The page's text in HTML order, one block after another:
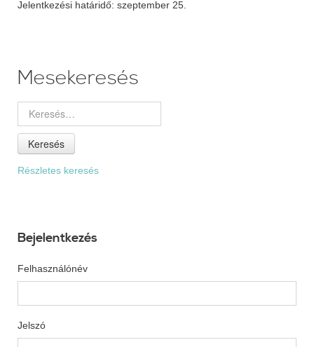
Jelentkezési határidő: szeptember 25.
Mesekeresés
Keresés
Részletes keresés
Bejelentkezés
Felhasználónév
Jelszó